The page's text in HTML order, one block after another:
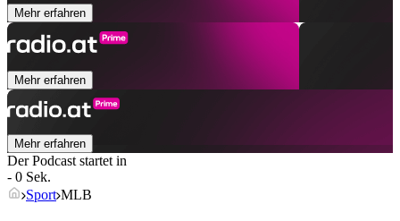
Mehr erfahren
Mehr erfahren
Mehr erfahren
Der Podcast startet in
- 0 Sek.
Sport MLB